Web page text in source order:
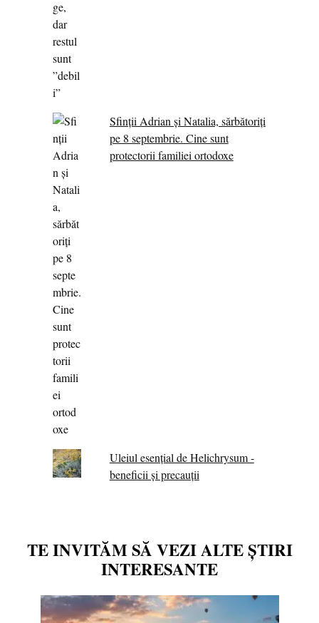
Sfinții Adrian și Natalia, sărbătoriți
pe 8 septembrie. Cine sunt
protectorii familiei ortodoxe
Uleiul esențial de Helichrysum -
beneficii și precauții
TE INVITĂM SĂ VEZI ALTE ȘTIRI
INTERESANTE